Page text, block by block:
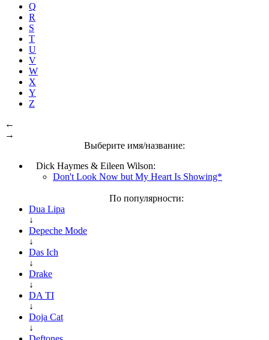
Q
R
S
T
U
V
W
X
Y
Z
←
→
Выберите имя/название:
Dick Haymes & Eileen Wilson:
Don't Look Now but My Heart Is Showing*
По популярности:
Dua Lipa
↓
Depeche Mode
↓
Das Ich
↓
Drake
↓
DA TI
↓
Doja Cat
↓